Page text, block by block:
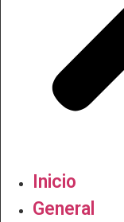
Inicio
General